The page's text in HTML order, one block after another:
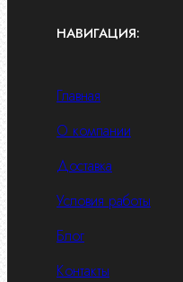
НАВИГАЦИЯ:
Главная
О компании
Доставка
Условия работы
Блог
Контакты